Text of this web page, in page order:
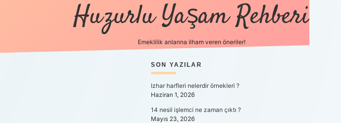
Huzurlu Yaşam Rehberi
Emeklilik anlarına ilham veren öneriler!
SIDEBAR
SON YAZILAR
Izhar harfleri nelerdir örnekleri ?
Haziran 1, 2026
14 nesil işlemci ne zaman çıktı ?
Mayıs 23, 2026
https://betci.co/